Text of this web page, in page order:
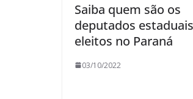
Saiba quem são os
deputados estaduais
eleitos no Paraná
03/10/2022